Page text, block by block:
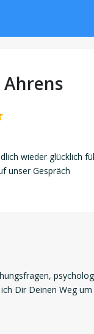
wieder glücklich
unser Gespräch
Dir Deinen Weg um